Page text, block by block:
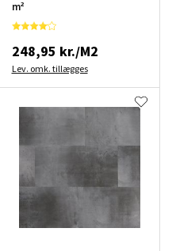
m²
248,95 kr./M2
Lev. omk. tillægges